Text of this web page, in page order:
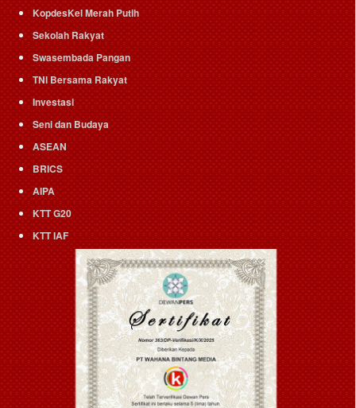
KopdesKel Merah Putih
Sekolah Rakyat
Swasembada Pangan
TNI Bersama Rakyat
Investasi
Seni dan Budaya
ASEAN
BRICS
AIPA
KTT G20
KTT IAF